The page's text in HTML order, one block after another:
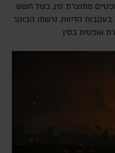
מתוצרת סין, בשל חשש
בעקבות הדיווח, נרשמו הבוקר
אופטית בסין